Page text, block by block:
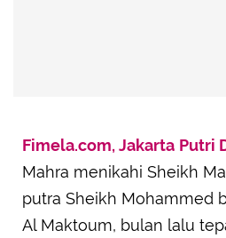
Fimela.com, Jakarta Putri
Mahra menikahi Sheikh
putra Sheikh Mohammed
Al Maktoum, bulan lalu